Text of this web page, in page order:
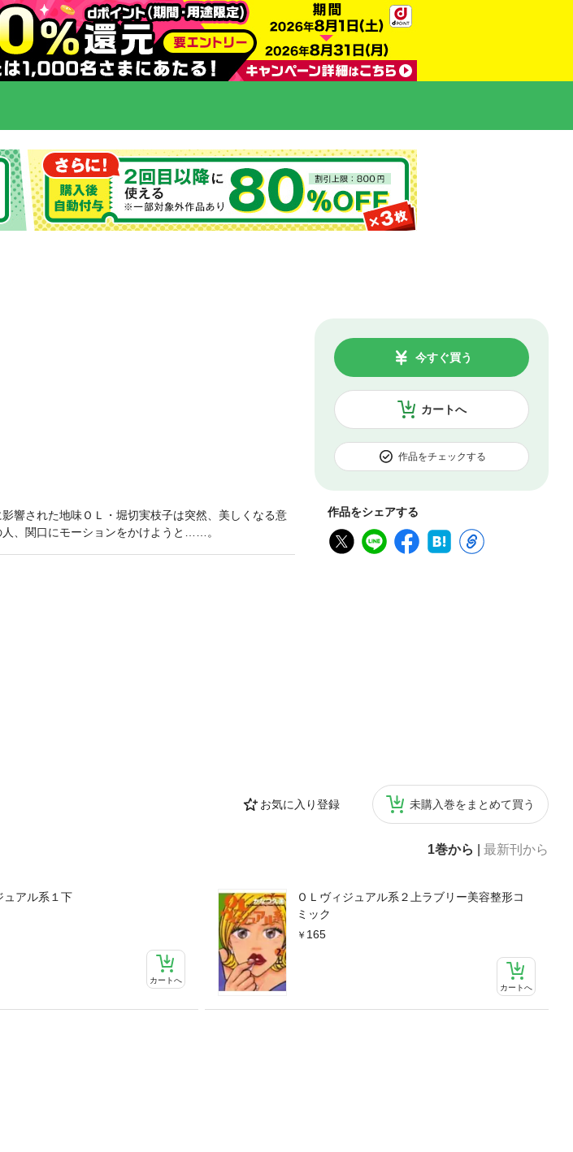
カートへ
今すぐ買う
作品をチェックする
作品をシェアする
お気に入り登録 未購入巻をまとめて買う
1巻から 最新刊から
ュアル系１下
カートへ
ＯＬヴィジュアル系２上ラブリー美容整形コ
ミック
165
カートへ
響された地味ＯＬ・堀切実枝子は突然、美しくなる意
、関口にモーションをかけようと……。